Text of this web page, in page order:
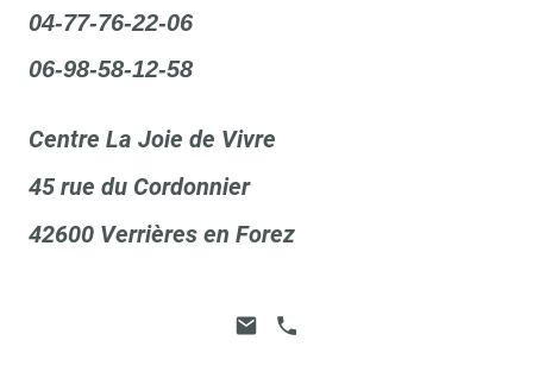
04-77-76-22-06
06-98-58-12-58
Centre La Joie de Vivre
45 rue du Cordonnier
42600 Verrières en Forez